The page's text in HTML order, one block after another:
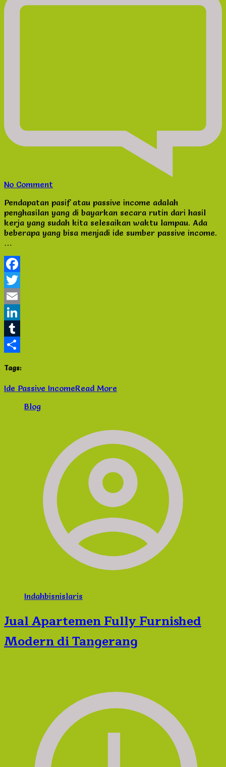
No Comment
Ide
Passive
Income
untuk
Pendapatan pasif atau passive income adalah
penghasilan yang di bayarkan secara rutin dari hasil
kerja yang sudah kita selesaikan waktu lampau. Ada
beberapa yang bisa menjadi ide sumber passive income.
…
Facebook
Twitter
Email
LinkedIn
Tumblr
Tags:
Ide Passive IncomeRead More
Blog
Indahbisnislaris
Jual Apartemen Fully Furnished
Modern di Tangerang